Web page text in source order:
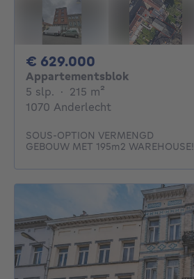
€ 629.000
Appartementsblok
5 slp. 5 slaapkamers
· 215 m²
1070 Anderlecht
SOUS-OPTION VERMENGD
GEBOUW MET 195m2 WAREHOUSE!